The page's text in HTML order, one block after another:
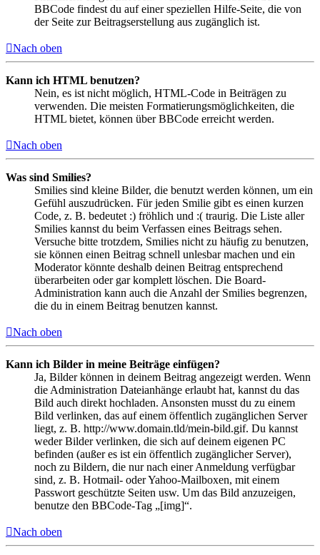
BBCode findest du auf einer speziellen Hilfe-Seite, die von
der Seite zur Beitragserstellung aus zugänglich ist.
Nach oben
Kann ich HTML benutzen?
Nein, es ist nicht möglich, HTML-Code in Beiträgen zu
verwenden. Die meisten Formatierungsmöglichkeiten, die
HTML bietet, können über BBCode erreicht werden.
Nach oben
Was sind Smilies?
Smilies sind kleine Bilder, die benutzt werden können, um ein
Gefühl auszudrücken. Für jeden Smilie gibt es einen kurzen
Code, z. B. bedeutet :) fröhlich und :( traurig. Die Liste aller
Smilies kannst du beim Verfassen eines Beitrags sehen.
Versuche bitte trotzdem, Smilies nicht zu häufig zu benutzen,
sie können einen Beitrag schnell unlesbar machen und ein
Moderator könnte deshalb deinen Beitrag entsprechend
überarbeiten oder gar komplett löschen. Die Board-
Administration kann auch die Anzahl der Smilies begrenzen,
die du in einem Beitrag benutzen kannst.
Nach oben
Kann ich Bilder in meine Beiträge einfügen?
Ja, Bilder können in deinem Beitrag angezeigt werden. Wenn
die Administration Dateianhänge erlaubt hat, kannst du das
Bild auch direkt hochladen. Ansonsten musst du zu einem
Bild verlinken, das auf einem öffentlich zugänglichen Server
liegt, z. B. http://www.domain.tld/mein-bild.gif. Du kannst
weder Bilder verlinken, die sich auf deinem eigenen PC
befinden (außer es ist ein öffentlich zugänglicher Server),
noch zu Bildern, die nur nach einer Anmeldung verfügbar
sind, z. B. Hotmail- oder Yahoo-Mailboxen, mit einem
Passwort geschützte Seiten usw. Um das Bild anzuzeigen,
benutze den BBCode-Tag „[img]“.
Nach oben